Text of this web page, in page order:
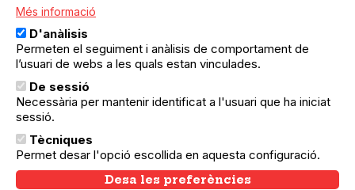
Menú
Legal
Política de privacitat
Avís legal
Política de cookies
El Quèdequè no es fa responsable de les activitats
programades; en són responsables els col·lectius
organitzadors.
© Quedequè, 2025
Més informació
D'anàlisis
Permeten el seguiment i anàlisis de comportament de
l’usuari de webs a les quals estan vinculades.
De sessió
Necessària per mantenir identificat a l'usuari que ha iniciat
sessió.
Tècniques
Permet desar l'opció escollida en aquesta configuració.
Desa les preferències